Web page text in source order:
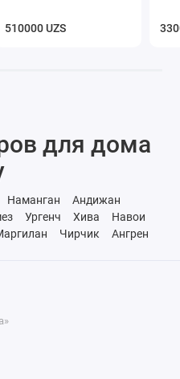
510000 UZS
для дома
Наманган
Андижан
Ургенч Хива
Навои
Чирчик
Ангрен